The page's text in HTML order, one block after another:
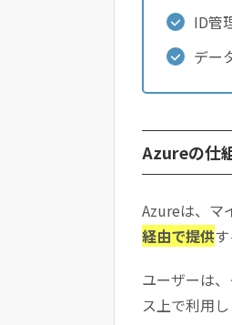
ID管
デー
Azureの仕
Azureは、マ
経由で提供す
ユーザーは
ス上で利用し